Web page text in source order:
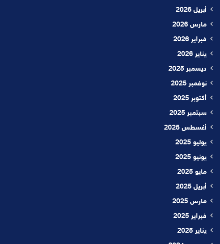
أبريل 2026
مارس 2026
فبراير 2026
يناير 2026
ديسمبر 2025
نوفمبر 2025
أكتوبر 2025
سبتمبر 2025
أغسطس 2025
يوليو 2025
يونيو 2025
مايو 2025
أبريل 2025
مارس 2025
فبراير 2025
يناير 2025